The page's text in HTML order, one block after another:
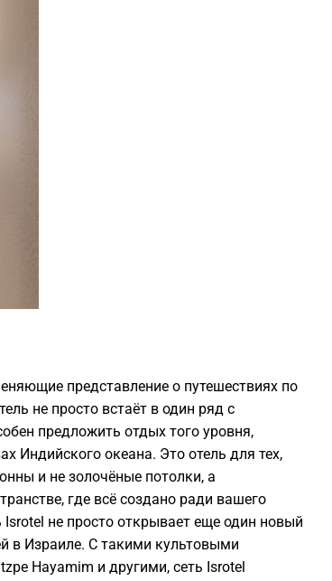
представление о путешествиях по
не просто встаёт в один ряд с
предложить отдых того уровня,
Индийского океана. Это отель для тех,
и не золочёные потолки, а
где всё создано ради вашего
не просто открывает еще один новый
в Израиле. С такими культовыми
Hayamim и другими, сеть Isrotel